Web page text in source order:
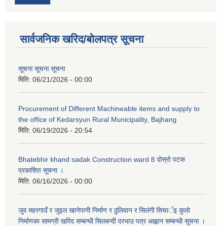
सार्वजनिक खरिद/बोलपत्र सूचना
सूचना सूचना सूचना
मिति: 06/21/2026 - 00:00
Procurement of Different Machineable items and supply to
the office of Kedarsyun Rural Municipality, Bajhang
मिति: 06/19/2026 - 20:54
Bhatebhir khand sadak Construction ward 8 दोस्रो पटक
प्रकाशित सूचना ।
मिति: 06/16/2026 - 00:00
जुव महरगाउँ र जुइल खानेपानी निर्माण र ठुलिवान र सिलंगी सिचार्इ कुलो
निर्माणका सामग्री खरिद सम्बन्धी सिलबन्दी दरभाउ पत्र आह्वान सम्बन्धी सूचना ।